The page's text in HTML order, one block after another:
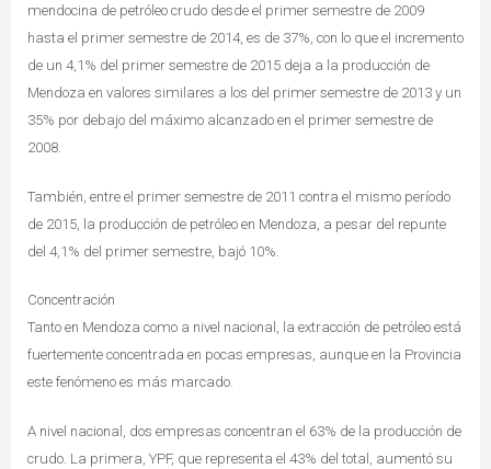
mendocina de petróleo crudo desde el primer semestre de 2009
hasta el primer semestre de 2014, es de 37%, con lo que el incremento
de un 4,1% del primer semestre de 2015 deja a la producción de
Mendoza en valores similares a los del primer semestre de 2013 y un
35% por debajo del máximo alcanzado en el primer semestre de
2008.
También, entre el primer semestre de 2011 contra el mismo período
de 2015, la producción de petróleo en Mendoza, a pesar del repunte
del 4,1% del primer semestre, bajó 10%.
Concentración
Tanto en Mendoza como a nivel nacional, la extracción de petróleo está
fuertemente concentrada en pocas empresas, aunque en la Provincia
este fenómeno es más marcado.
A nivel nacional, dos empresas concentran el 63% de la producción de
crudo. La primera, YPF, que representa el 43% del total, aumentó su